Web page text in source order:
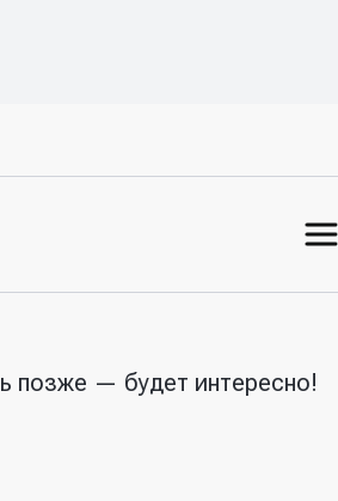
позже — будет интересно!